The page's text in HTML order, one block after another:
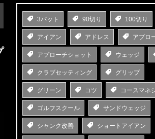
3パット 90切り 100切り
アイアン アドレス アプロ
アプローチショット ウェッジ
クラブセッティング グリップ
グリーン コツ コースマネ
ゴルフスクール サンドウェッジ
シャンク改善 ショートアイアン